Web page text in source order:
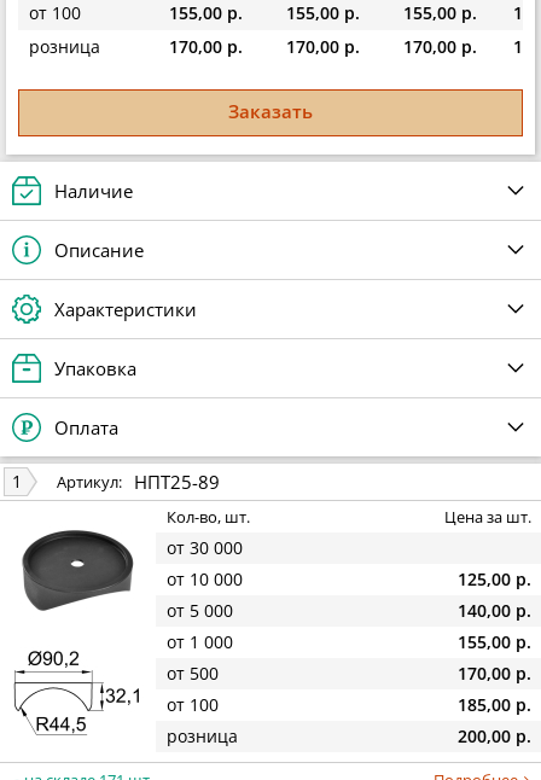
от 100
155,00 р. 155,00 р. 155,00 р.
розница
170,00 р. 170,00 р. 170,00 р.
Заказать
Наличие
Описание
Характеристики
Упаковка
Оплата
1 Артикул: НПТ25-89
Кол-во, шт. Цена за шт.
от 30 000
от 10 000
125,00 р.
от 5 000
140,00 р.
от 1 000
155,00 р.
от 500
170,00 р.
от 100
185,00 р.
розница
200,00 р.